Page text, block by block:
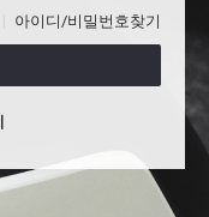
아이디/비밀번호찾기